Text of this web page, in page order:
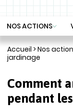
NOS ACTIONS
Accueil >Nos
jardinage
Comment
pendant